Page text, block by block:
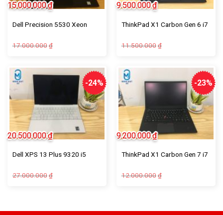
Dell Precision 5530 Xeon
17.000.000 ₫
15.000.000₫
ThinkPad X1 Carbon Gen 6 i7
11.500.000 ₫
9.500.000₫
-24%
Dell XPS 13 Plus 9320 i5
27.000.000 ₫
20.500.000₫
-23%
ThinkPad X1 Carbon Gen 7 i7
12.000.000 ₫
9.200.000₫